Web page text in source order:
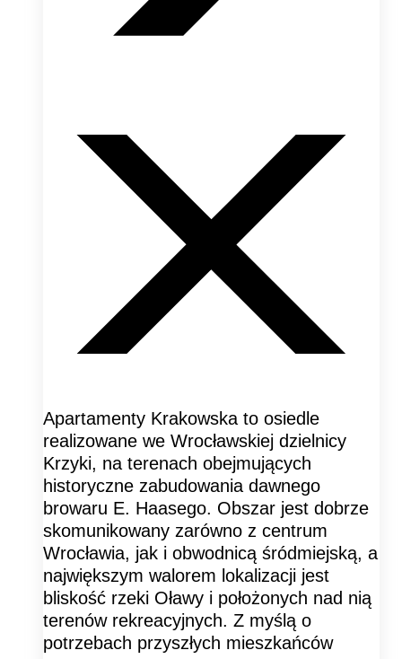
Apartamenty Krakowska to osiedle
realizowane we Wrocławskiej dzielnicy
Krzyki, na terenach obejmujących
historyczne zabudowania dawnego
browaru E. Haasego. Obszar jest dobrze
skomunikowany zarówno z centrum
Wrocławia, jak i obwodnicą śródmiejską, a
największym walorem lokalizacji jest
bliskość rzeki Oławy i położonych nad nią
terenów rekreacyjnych. Z myślą o
potrzebach przyszłych mieszkańców